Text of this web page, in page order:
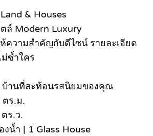
& Houses
ล์ Modern Luxury
ความสำคัญกับดีไซน์ รายละเอียด
ซ้ำใคร
บ้านที่สะท้อนรสนิยมของคุณ
ร.ม.
ร.ว.
น้ำ | 1 Glass House